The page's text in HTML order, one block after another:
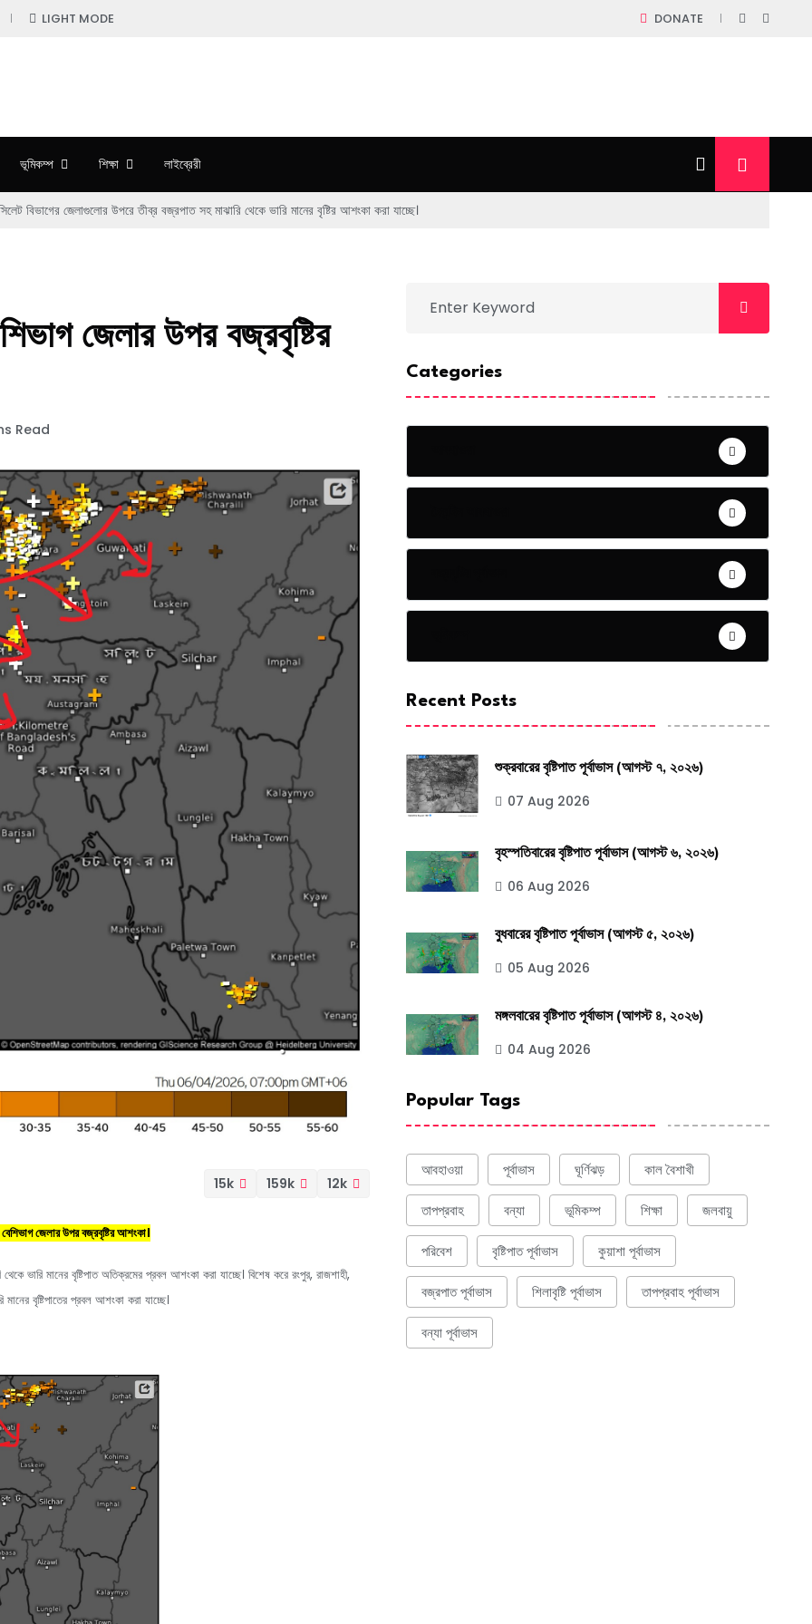
LIGHT MODE DONATE
ভূমিকম্প শিক্ষা লাইব্রেরী
বিভাগের জেলাগুলোর উপরে তীব্র বজ্রপাত সহ মাঝারি থেকে ভারি মানের বৃষ্টির আশংকা করা যাচ্ছে।
জেলার উপর বজ্রবৃষ্টির
Read
15k 159k 12k
বেশিভাগ জেলার উপর বজ্রবৃষ্টির আশংকা।
ভারি মানের বৃষ্টিপাত অতিক্রমের প্রবল আশংকা করা যাচ্ছে। বিশেষ করে রংপুর, রাজশাহী,
বৃষ্টিপাতের প্রবল আশংকা করা যাচ্ছে।
Categories
Recent Posts
শুক্রবারের বৃষ্টিপাত পূর্বাভাস (আগস্ট ৭, ২০২৬)
07 Aug 2026
বৃহস্পতিবারের বৃষ্টিপাত পূর্বাভাস (আগস্ট ৬, ২০২৬)
06 Aug 2026
বুধবারের বৃষ্টিপাত পূর্বাভাস (আগস্ট ৫, ২০২৬)
05 Aug 2026
মঙ্গলবারের বৃষ্টিপাত পূর্বাভাস (আগস্ট ৪, ২০২৬)
04 Aug 2026
Popular Tags
আবহাওয়া পূর্বাভাস ঘূর্ণিঝড় কাল বৈশাখী
তাপপ্রবাহ বন্যা ভূমিকম্প শিক্ষা জলবায়ু
পরিবেশ বৃষ্টিপাত পূর্বাভাস কুয়াশা পূর্বাভাস
বজ্রপাত পূর্বাভাস শিলাবৃষ্টি পূর্বাভাস তাপপ্রবাহ পূর্বাভাস
বন্যা পূর্বাভাস